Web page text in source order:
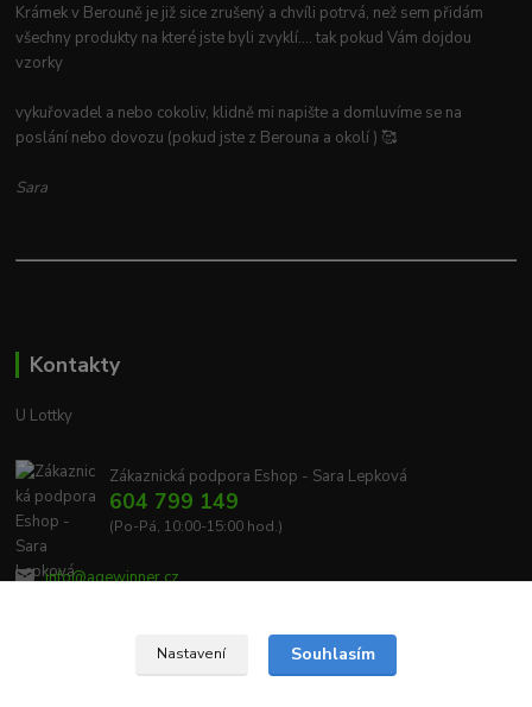
Krámek v Berouně je již sice zrušený a chvíli potrvá, než sem přidám
všechny produkty na které jste byli zvyklí.... tak pokud Vám dojdou
vzorky
vykuřovadel a nebo cokoliv, klidně mi napište a domluvíme se na
poslání nebo dovozu (pokud jste z Berouna a okolí ) 🥰
Sara
Kontakty
U Lottky
Zákaznická podpora Eshop - Sara Lepková
604 799 149
(Po-Pá, 10:00-15:00 hod.)
info@agewinner.cz
Nastavení Souhlasím